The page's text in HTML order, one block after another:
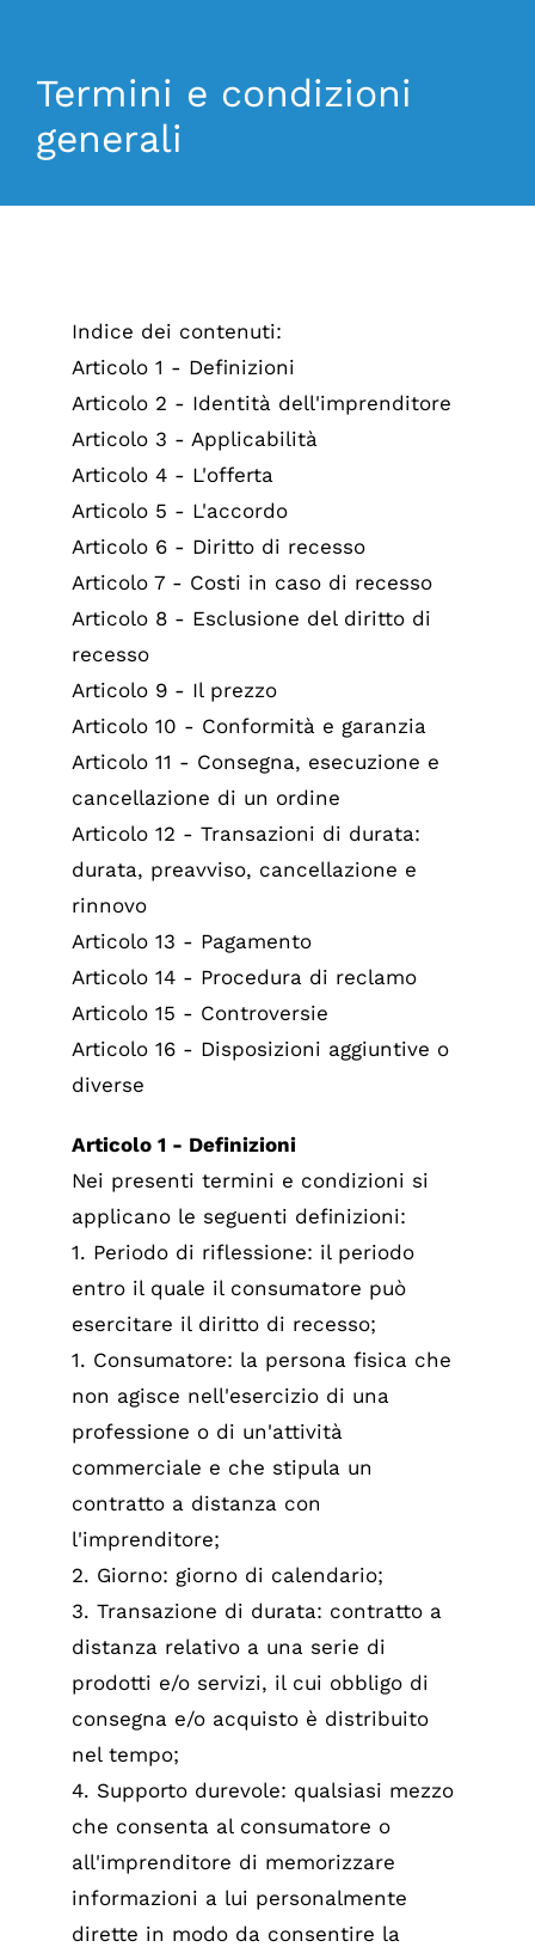
Termini e condizioni
generali
Indice dei contenuti:
Articolo 1 - Definizioni
Articolo 2 - Identità dell'imprenditore
Articolo 3 - Applicabilità
Articolo 4 - L'offerta
Articolo 5 - L'accordo
Articolo 6 - Diritto di recesso
Articolo 7 - Costi in caso di recesso
Articolo 8 - Esclusione del diritto di
recesso
Articolo 9 - Il prezzo
Articolo 10 - Conformità e garanzia
Articolo 11 - Consegna, esecuzione e
cancellazione di un ordine
Articolo 12 - Transazioni di durata:
durata, preavviso, cancellazione e
rinnovo
Articolo 13 - Pagamento
Articolo 14 - Procedura di reclamo
Articolo 15 - Controversie
Articolo 16 - Disposizioni aggiuntive o
diverse
Articolo 1 - Definizioni
Nei presenti termini e condizioni si
applicano le seguenti definizioni:
1. Periodo di riflessione: il periodo
entro il quale il consumatore può
esercitare il diritto di recesso;
1. Consumatore: la persona fisica che
non agisce nell'esercizio di una
professione o di un'attività
commerciale e che stipula un
contratto a distanza con
l'imprenditore;
2. Giorno: giorno di calendario;
3. Transazione di durata: contratto a
distanza relativo a una serie di
prodotti e/o servizi, il cui obbligo di
consegna e/o acquisto è distribuito
nel tempo;
4. Supporto durevole: qualsiasi mezzo
che consenta al consumatore o
all'imprenditore di memorizzare
informazioni a lui personalmente
dirette in modo da consentire la